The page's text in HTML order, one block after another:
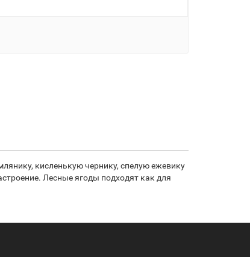
кисленькую чернику, спелую ежевику
Лесные ягоды подходят как для